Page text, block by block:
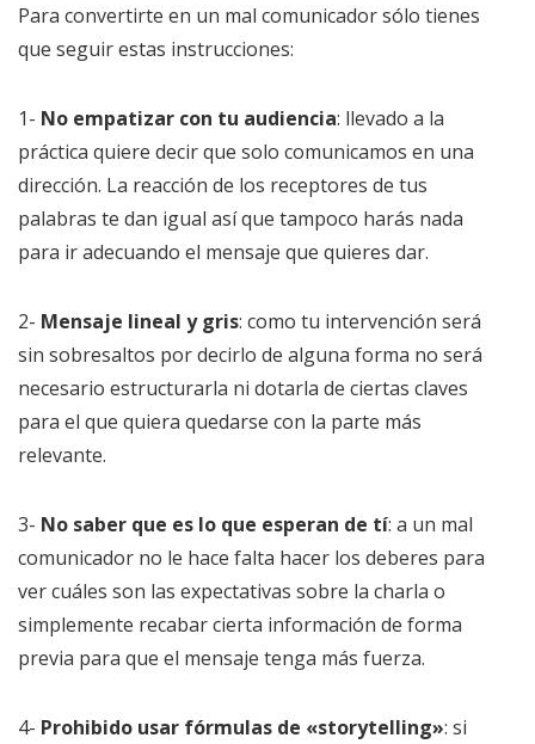
Para convertirte en un mal comunicador sólo tienes
que seguir estas instrucciones:
1- No empatizar con tu audiencia: llevado a la
práctica quiere decir que solo comunicamos en una
dirección. La reacción de los receptores de tus
palabras te dan igual así que tampoco harás nada
para ir adecuando el mensaje que quieres dar.
2- Mensaje lineal y gris: como tu intervención será
sin sobresaltos por decirlo de alguna forma no será
necesario estructurarla ni dotarla de ciertas claves
para el que quiera quedarse con la parte más
relevante.
3- No saber que es lo que esperan de tí: a un mal
comunicador no le hace falta hacer los deberes para
ver cuáles son las expectativas sobre la charla o
simplemente recabar cierta información de forma
previa para que el mensaje tenga más fuerza.
4- Prohibido usar fórmulas de «storytelling»: si